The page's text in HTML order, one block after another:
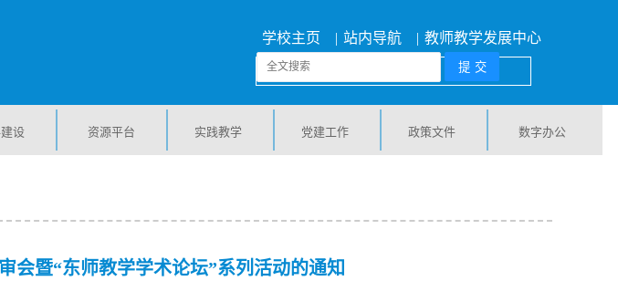
学校主页 | 站内导航 | 教师教学发展中心
设 资源平台 实践教学 党建工作 政策文件 数字办公
会暨“东师教学学术论坛”系列活动的通知